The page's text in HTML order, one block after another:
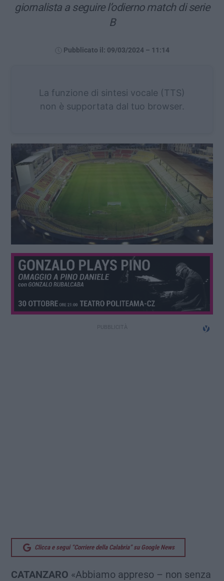
giornalista a seguire l’odierno match di serie
B
Pubblicato il: 09/03/2024 – 11:14
La funzione di sintesi vocale (TTS)
non è supportata dal tuo browser.
Clicca e segui “Corriere della Calabria” su Google News
CATANZARO «Abbiamo appreso – non senza